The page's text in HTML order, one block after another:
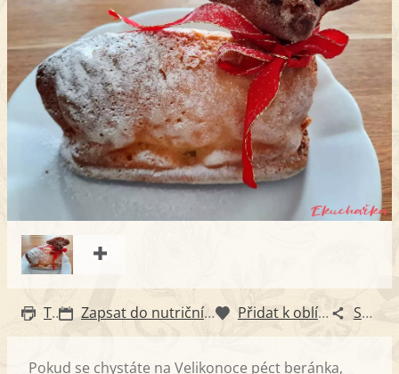
Tisk Zapsat do nutričního diáře Přidat k oblíbeným Sdílet
Pokud se chystáte na Velikonoce péct beránka,